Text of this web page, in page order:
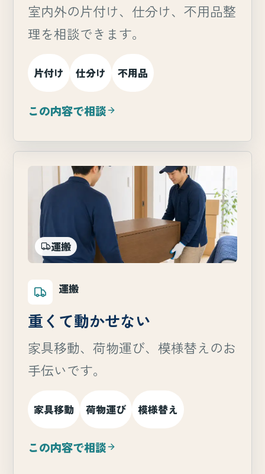
室内外の片付け、仕分け、不用品整
理を相談できます。
片付け 仕分け 不用品
この内容で相談
運搬
運搬
重くて動かせない
家具移動、荷物運び、模様替えのお
手伝いです。
家具移動 荷物運び 模様替え
この内容で相談